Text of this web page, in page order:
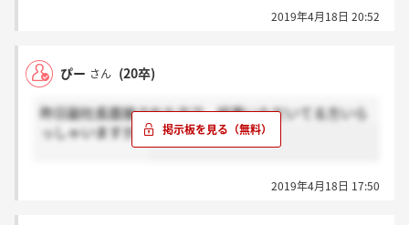
2019年4月18日 20:52
ぴー さん (20卒)
昨日副社長面接された方で、結果いただいてる方いら
っしゃいますか？
2019年4月18日 17:50